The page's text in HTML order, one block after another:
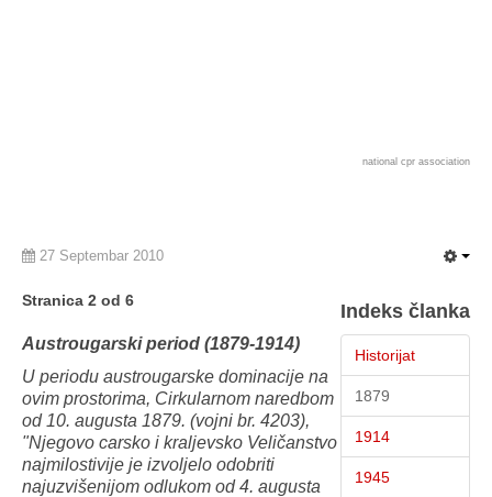
national cpr association
27 Septembar 2010
Indeks članka
Historijat
1879
1914
1945
Stranica 2 od 6
Austrougarski period (1879-1914)
U periodu austrougarske dominacije na
ovim prostorima, Cirkularnom naredbom
od 10. augusta 1879. (vojni br. 4203),
"Njegovo carsko i kraljevsko Veličanstvo
najmilostivije je izvoljelo odobriti
najuzvišenijom odlukom od 4. augusta